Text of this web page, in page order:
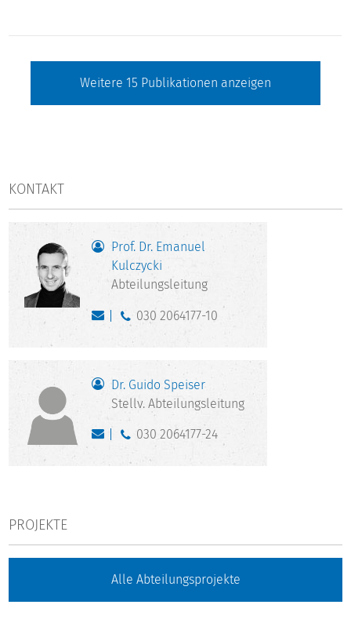
Weitere 15 Publikationen anzeigen
KONTAKT
Prof. Dr. Emanuel
Kulczycki
Abteilungsleitung
030 2064177-10
Dr. Guido Speiser
Stellv. Abteilungsleitung
030 2064177-24
PROJEKTE
Alle Abteilungsprojekte